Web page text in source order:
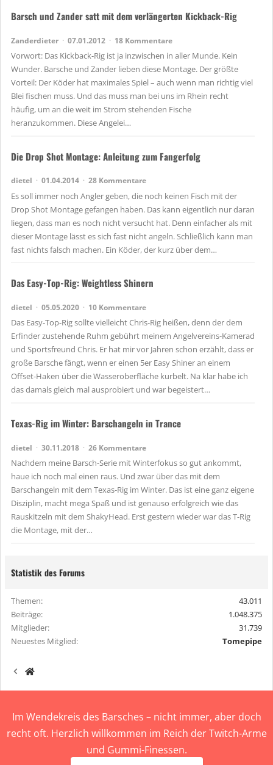
Barsch und Zander satt mit dem verlängerten Kickback-Rig
Zanderdieter 07.01.2012 18 Kommentare
Vorwort: Das Kickback-Rig ist ja inzwischen in aller Munde. Kein
Wunder. Barsche und Zander lieben diese Montage. Der größte
Vorteil: Der Köder hat maximales Spiel – auch wenn man richtig viel
Blei fischen muss. Und das muss man bei uns im Rhein recht
häufig, um an die weit im Strom stehenden Fische
heranzukommen. Diese Angelei…
Die Drop Shot Montage: Anleitung zum Fangerfolg
dietel 01.04.2014 28 Kommentare
Es soll immer noch Angler geben, die noch keinen Fisch mit der
Drop Shot Montage gefangen haben. Das kann eigentlich nur daran
liegen, dass man es noch nicht versucht hat. Denn einfacher als mit
dieser Montage lässt es sich fast nicht angeln. Schließlich kann man
fast nichts falsch machen. Ein Köder, der kurz über dem…
Das Easy-Top-Rig: Weightless Shinern
dietel 05.05.2020 10 Kommentare
Das Easy-Top-Rig sollte vielleicht Chris-Rig heißen, denn der dem
Erfinder zustehende Ruhm gebührt meinem Angelvereins-Kamerad
und Sportsfreund Chris. Er hat mir vor Jahren schon erzählt, dass er
große Barsche fängt, wenn er einen 5er Easy Shiner an einem
Offset-Haken über die Wasseroberfläche kurbelt. Na klar habe ich
das damals gleich mal ausprobiert und war begeistert…
Texas-Rig im Winter: Barschangeln in Trance
dietel 30.11.2018 26 Kommentare
Nachdem meine Barsch-Serie mit Winterfokus so gut ankommt,
haue ich noch mal einen raus. Und zwar über das mit dem
Barschangeln mit dem Texas-Rig im Winter. Das ist eine ganz eigene
Disziplin, macht mega Spaß und ist genauso erfolgreich wie das
Rauskitzeln mit dem ShakyHead. Erst gestern wieder war das T-Rig
die Montage, mit der…
Statistik des Forums
Themen
43.011
Beiträge
1.048.375
Mitglieder
31.739
Neuestes Mitglied
Tomepipe
Im Wendekreis des Barsches – nicht immer, aber doch
recht oft. Herzlich willkommen im Reich der Twitch-Arme
und Gummi-Finessen.